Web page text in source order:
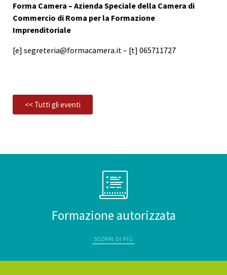
Forma Camera – Azienda Speciale della Camera di
Commercio di Roma per la Formazione
Imprenditoriale
[e] segreteria@formacamera.it – [t] 065711727
<< Tutti gli eventi
Formazione autorizzata
SCOPRI DI PIÙ